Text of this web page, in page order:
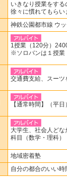
いきなり授業をする
徐々に慣れてもらい
神鉄公園都市線 ウ
1授業（120分）
※ソロバンは１授業
交通費支給、スーツ
【通常時間】（平
大学生、社会人ど
科目（数学・理科）
地域密着塾
自分の都合のいい時